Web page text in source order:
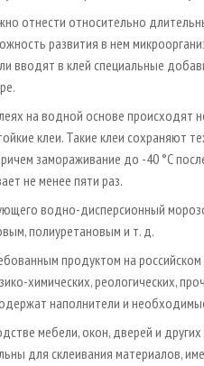
отнести относительно
развития в нем
вводят в клей специальные
на водной основе происходят
клеи. Такие клеи сохраняют
замораживание до -40 °С
не менее пяти раз.
водно-дисперсионный
полиуретановым и т. д.
продуктом на
химических, реологических,
наполнители и
мебели, окон, дверей и
для склеивания материалов,